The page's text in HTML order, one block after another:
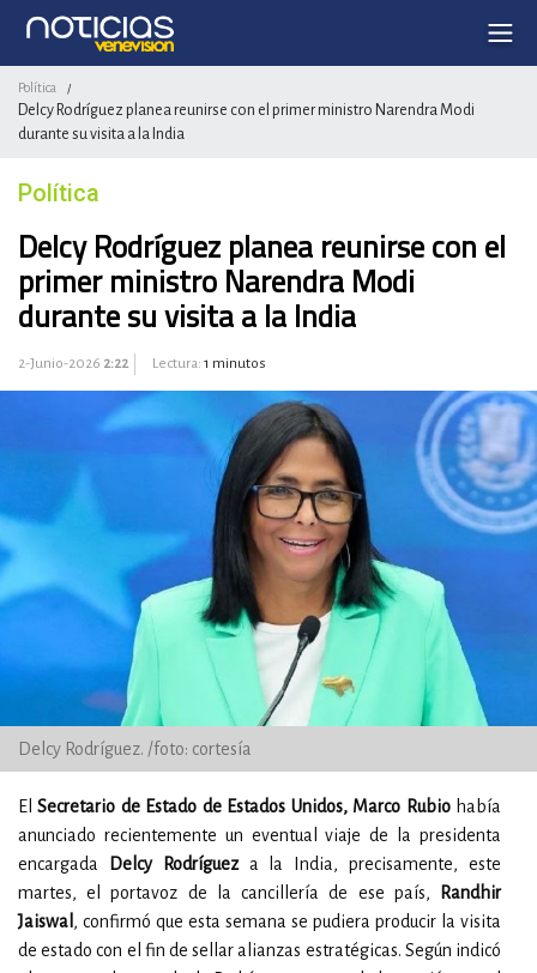
Política /
Delcy Rodríguez planea reunirse con el primer ministro Narendra Modi
durante su visita a la India
Política
Delcy Rodríguez planea reunirse con el
primer ministro Narendra Modi
durante su visita a la India
2-Junio-2026 2:22 Lectura: 1 minutos
Delcy Rodríguez. /foto: cortesía
ElSecretario de Estado de Estados Unidos, Marco Rubiohabía
anunciado recientemente un eventual viaje de la presidenta
encargada
Delcy Rodrígueza la India, precisamente, este
martes, el portavoz de la cancillería de ese país,
Randhir
Jaiswal , confirmó que esta semana se pudiera producir la visita
de estado con el fin de sellar alianzas estratégicas. Según indicó